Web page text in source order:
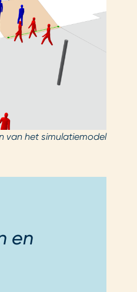
van het simulatiemodel
en